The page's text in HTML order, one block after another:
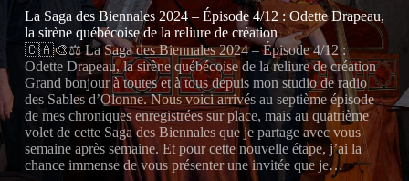
La Saga des Biennales 2024 – Épisode 4/12 : Odette Drapeau,
la sirène québécoise de la reliure de création
🇨🇦🎨⚖️ La Saga des Biennales 2024 – Épisode 4/12 :
Odette Drapeau, la sirène québécoise de la reliure de création
Grand bonjour à toutes et à tous depuis mon studio de radio
des Sables d’Olonne. Nous voici arrivés au septième épisode
de mes chroniques enregistrées sur place, mais au quatrième
volet de cette Saga des Biennales que je partage avec vous
semaine après semaine. Et pour cette nouvelle étape, j’ai la
chance immense de vous présenter une invitée que je…